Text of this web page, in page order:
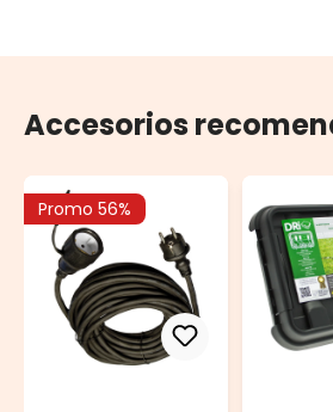
Accesorios
Promo 56%